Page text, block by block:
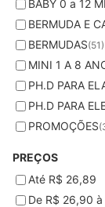
BABY 0 a 12
BERMUDA E
BERMUDAS(51)
MINI 1 A 8
PH.D PARA
PH.D PARA
PROMOÇÕES
PREÇOS
Até R$ 26,89
De R$ 26,90